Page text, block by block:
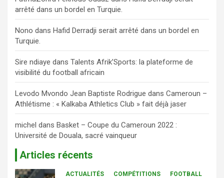
arrêté dans un bordel en Turquie.
Nono dans Hafid Derradji serait arrêté dans un bordel en
Turquie.
Sire ndiaye dans Talents Afrik’Sports: la plateforme de
visibilité du football africain
Levodo Mvondo Jean Baptiste Rodrigue dans Cameroun –
Athlétisme : « Kalkaba Athletics Club » fait déjà jaser
michel dans Basket – Coupe du Cameroun 2022 :
Université de Douala, sacré vainqueur
Articles récents
ACTUALITÉS COMPÉTITIONS
FOOTBALL